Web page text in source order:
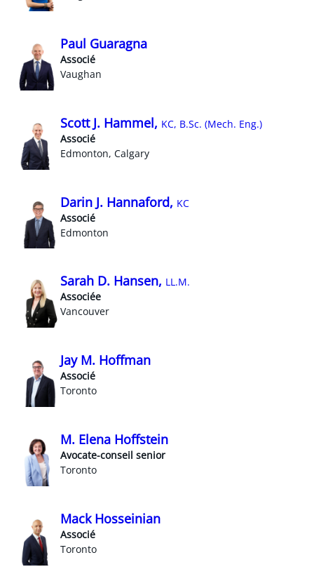
Paul Guaragna
Associé
Vaughan
Scott J. Hammel, KC, B.Sc. (Mech. Eng.)
Associé
Edmonton, Calgary
Darin J. Hannaford, KC
Associé
Edmonton
Sarah D. Hansen, LL.M.
Associée
Vancouver
Jay M. Hoffman
Associé
Toronto
M. Elena Hoffstein
Avocate-conseil senior
Toronto
Mack Hosseinian
Associé
Toronto